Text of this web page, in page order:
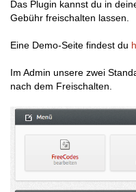
Das Plugin kannst du in
Gebühr freischalten lassen.
Eine Demo-Seite findest du
Im Admin unsere zwei
nach dem Freischalten.